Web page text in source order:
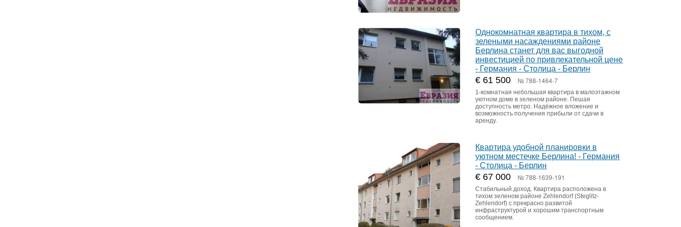
Однокомнатная квартира в тихом, с
зелеными насаждениями районе
Берлина станет для вас выгодной
инвестицией по привлекательной цене
- Германия - Столица - Берлин
€ 61 500 № 788-1464-7
1-комнатная небольшая квартира в малоэтажном
уютном доме в зеленом районе. Пешая
доступность метро. Надёжное вложение и
возможность получения прибыли от сдачи в
аренду.
Квартира удобной планировки в
уютном местечке Берлина! - Германия
- Столица - Берлин
€ 67 000 № 788-1639-191
Стабильный доход. Квартира расположена в
тихом зеленом районе Zehlendorf (Steglitz-
Zehlendorf) с прекрасно развитой
инфраструктурой и хорошим транспортным
сообщением.